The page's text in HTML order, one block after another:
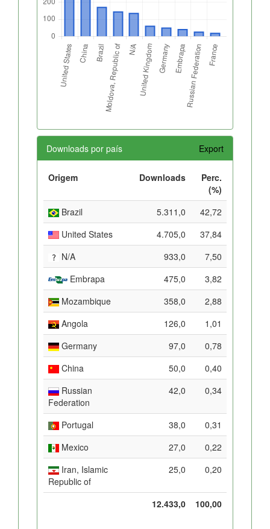
Downloads por país Export
Origem Downloads
Perc.
(%)
Brazil
5.311,0
42,72
United States
4.705,0
37,84
N/A
933,0
7,50
Embrapa
475,0
3,82
Mozambique
358,0
2,88
Angola
126,0
1,01
Germany
97,0
0,78
China
50,0
0,40
Russian
Federation
42,0 0,34
Portugal 38,0
0,31
Mexico
27,0
0,22
Iran, Islamic
Republic of
25,0 0,20
12.433,0 100,00